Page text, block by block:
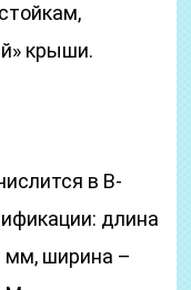
крыши.
в B-
длина
мм, ширина –